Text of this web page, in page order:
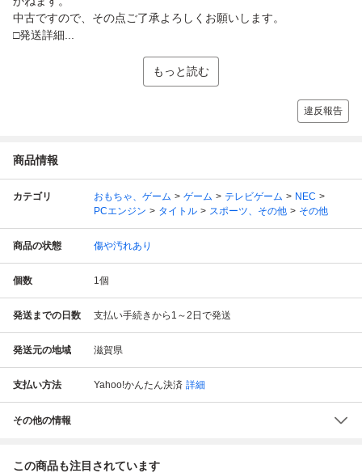
中古ですので、その点ご了承よろしくお願いします。
□発送詳細...
もっと読む
違反報告
商品情報
カテゴリ おもちゃ、ゲーム ゲーム テレビゲーム
NEC
PCエンジン
タイトル スポーツ、その他 その他
商品の状態 傷や汚れあり
個数 1個
発送までの日数 支払い手続きから1～2日で発送
発送元の地域 滋賀県
支払い方法 Yahoo!かんたん決済 詳細
その他の情報
この商品も注目されています